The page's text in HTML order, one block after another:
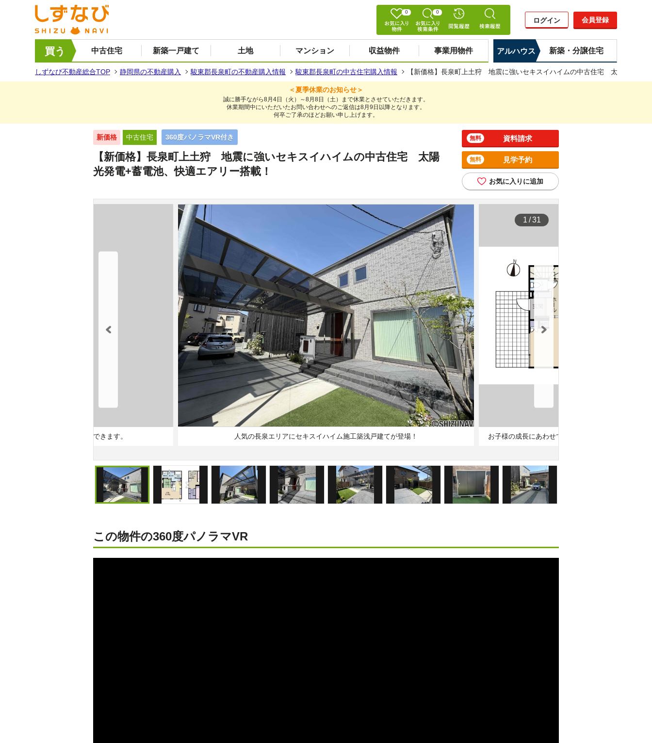
0 0
ログイン 会員登録
買う 中古住宅 新築一戸建て 土地 マンション 収益物件 事業用物件 アルハウス 新築・分譲住宅
しずなび不動産総合TOP 静岡県の不動産購入 駿東郡長泉町の不動産購入情報 駿東郡長泉町の中古住宅購入情報 【新価格】長泉町上土狩 地震に強いセキスイハイムの中古住宅 太陽光発電+
＜夏季休業のお知らせ＞
誠に勝手ながら8月4日（火）～8月8日（土）まで休業とさせていただきます。
休業期間中にいただいたお問い合わせへのご返信は8月9日以降となります。
何卒ご了承のほどお願い申し上げます。
新価格 中古住宅 360度パノラマVR付き
【新価格】長泉町上土狩 地震に強いセキスイハイムの中古住宅 太陽
光発電+蓄電池、快適エアリー搭載！
資料請求
無料
見学予約
無料
お気に入りに追加
に合わせて二部屋へ間仕切りできます。 人気の長泉エリアにセキスイハイム施工築浅戸建てが登場！ お子様の成長にあわせて３LDK→４LDKへの変更に
1 / 31
この物件の360度パノラマVR